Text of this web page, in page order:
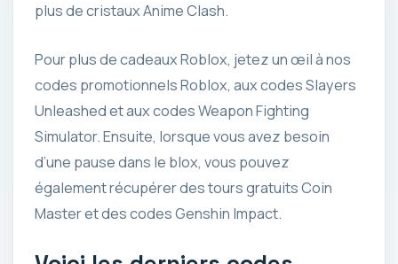
plus de cristaux Anime Clash.
Pour plus de cadeaux Roblox, jetez un œil à nos
codes promotionnels Roblox, aux codes Slayers
Unleashed et aux codes Weapon Fighting
Simulator. Ensuite, lorsque vous avez besoin
d’une pause dans le blox, vous pouvez
également récupérer des tours gratuits Coin
Master et des codes Genshin Impact.